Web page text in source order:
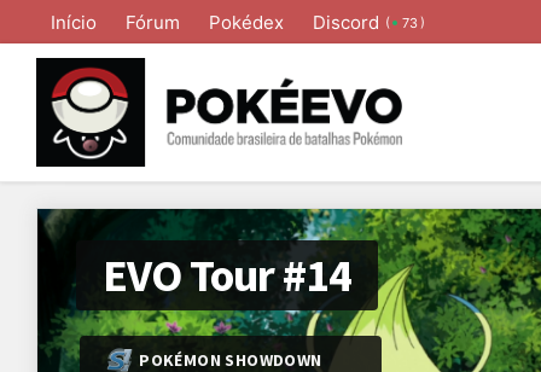
Início Fórum Pokédex Discord ( 73 )
EVO Tour #14
POKÉMON SHOWDOWN